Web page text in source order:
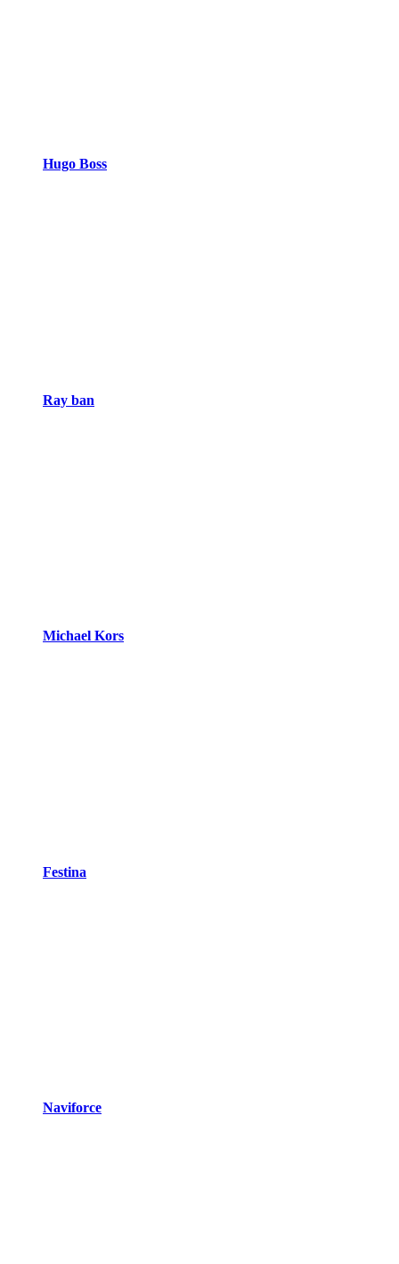
Hugo Boss
Ray ban
Michael Kors
Festina
Naviforce